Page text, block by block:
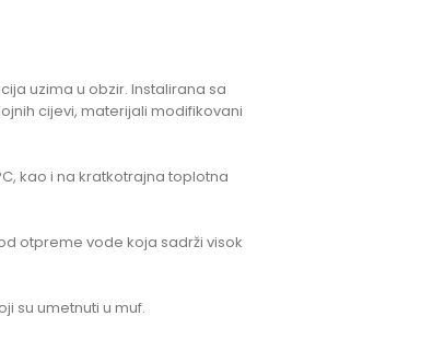
uzima u obzir. Instalirana sa
cijevi, materijali modifikovani
kao i na kratkotrajna toplotna
otpreme vode koja sadrži visok
su umetnuti u muf.